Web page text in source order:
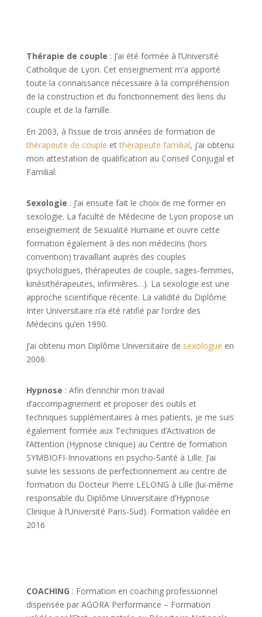
Thérapie de couple : J’ai été formée à l’Université
Catholique de Lyon. Cet enseignement m’a apporté
toute la connaissance nécessaire à la compréhension
de la construction et du fonctionnement des liens du
couple et de la famille.
En 2003, à l’issue de trois années de formation de
thérapeute de couple etthérapeute familial, j’ai obtenu
mon attestation de qualification au Conseil Conjugal et
Familial.
Sexologie : J’ai ensuite fait le choix de me former en
sexologie. La faculté de Médecine de Lyon propose un
enseignement de Sexualité Humaine et ouvre cette
formation également à des non médecins (hors
convention) travaillant auprès des couples
(psychologues, thérapeutes de couple, sages-femmes,
kinésithérapeutes, infirmières…). La sexologie est une
approche scientifique récente. La validité du Diplôme
Inter Universitaire n’a été ratifié par l’ordre des
Médecins qu’en 1990.
J’ai obtenu mon Diplôme Universitaire de sexologue en
2006.
Hypnose : Afin d’enrichir mon travail
d’accompagnement et proposer des outils et
techniques supplémentaires à mes patients, je me suis
également formée aux Techniques d’Activation de
l’Attention (Hypnose clinique) au Centre de formation
SYMBIOFI-Innovations en psycho-Santé à Lille. J’ai
suivie les sessions de perfectionnement au centre de
formation du Docteur Pierre LELONG à Lille (lui-même
responsable du Diplôme Universitaire d’Hypnose
Clinique à l’Université Paris-Sud). Formation validée en
2016
COACHING : Formation en coaching professionnel
dispensée par AGORA Performance – Formation